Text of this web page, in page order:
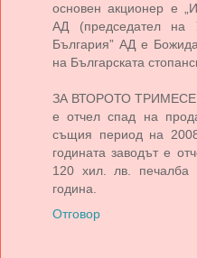
основен акционер е
АД (председател на
България” АД е
на Българската
ЗА ВТОРОТО
е отчел спад на
същия период на
годината заводът е
120 хил. лв.
година.
Отговор